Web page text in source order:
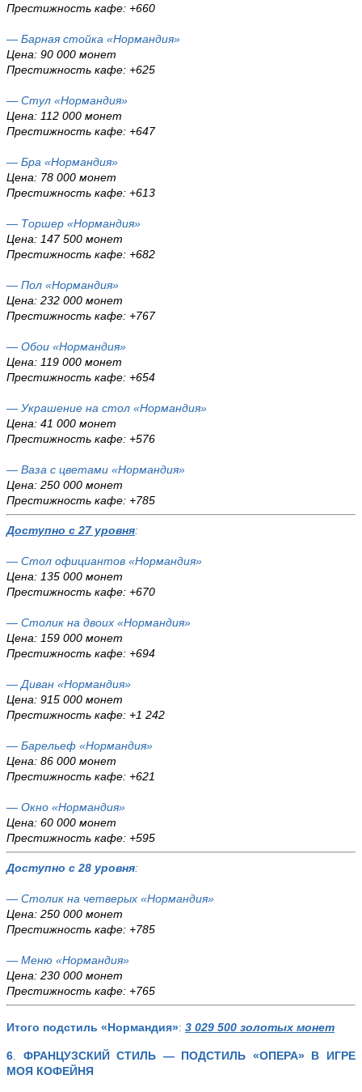
Престижность кафе: +660
— Барная стойка «Нормандия»
Цена: 90 000 монет
Престижность кафе: +625
— Стул «Нормандия»
Цена: 112 000 монет
Престижность кафе: +647
— Бра «Нормандия»
Цена: 78 000 монет
Престижность кафе: +613
— Торшер «Нормандия»
Цена: 147 500 монет
Престижность кафе: +682
— Пол «Нормандия»
Цена: 232 000 монет
Престижность кафе: +767
— Обои «Нормандия»
Цена: 119 000 монет
Престижность кафе: +654
— Украшение на стол «Нормандия»
Цена: 41 000 монет
Престижность кафе: +576
— Ваза с цветами «Нормандия»
Цена: 250 000 монет
Престижность кафе: +785
Доступно с 27 уровня:
— Стол официантов «Нормандия»
Цена: 135 000 монет
Престижность кафе: +670
— Столик на двоих «Нормандия»
Цена: 159 000 монет
Престижность кафе: +694
— Диван «Нормандия»
Цена: 915 000 монет
Престижность кафе: +1 242
— Барельеф «Нормандия»
Цена: 86 000 монет
Престижность кафе: +621
— Окно «Нормандия»
Цена: 60 000 монет
Престижность кафе: +595
Доступно с 28 уровня:
— Столик на четверых «Нормандия»
Цена: 250 000 монет
Престижность кафе: +785
— Меню «Нормандия»
Цена: 230 000 монет
Престижность кафе: +765
Итого подстиль «Нормандия»: 3 029 500 золотых монет
6
ФРАНЦУЗСКИЙ СТИЛЬ — ПОДСТИЛЬ «ОПЕРА» В ИГРЕ
МОЯ КОФЕЙНЯ